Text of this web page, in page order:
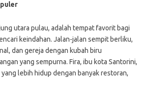
utara pulau, adalah tempat favorit bagi
keindahan. Jalan-jalan sempit berliku,
dan gereja dengan kubah biru
yang sempurna. Fira, ibu kota Santorini,
lebih hidup dengan banyak restoran,